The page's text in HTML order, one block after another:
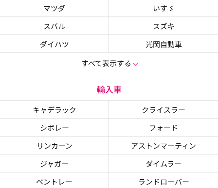
マツダ
いすゞ
スバル
スズキ
ダイハツ
光岡自動車
すべて表示する
輸入車
キャデラック
クライスラー
シボレー
フォード
リンカーン
アストンマーティン
ジャガー
ダイムラー
ベントレー
ランドローバー